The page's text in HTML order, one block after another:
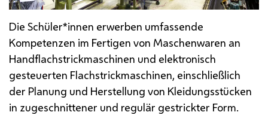
Die Schüler*innen erwerben umfassende
Kompetenzen im Fertigen von Maschenwaren an
Handflachstrickmaschinen und elektronisch
gesteuerten Flachstrickmaschinen, einschließlich
der Planung und Herstellung von Kleidungsstücken
in zugeschnittener und regulär gestrickter Form.